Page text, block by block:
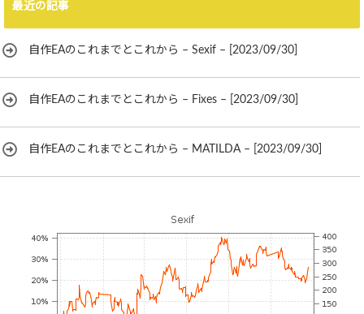
最近の記事
自作EAのこれまでとこれから – Sexif – [2023/09/30]
自作EAのこれまでとこれから – Fixes – [2023/09/30]
自作EAのこれまでとこれから – MATILDA – [2023/09/30]